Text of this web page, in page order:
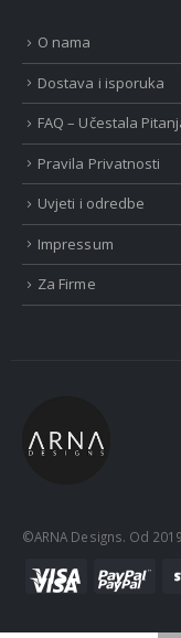
O nama
Dostava i isporuka
FAQ – Učestala
Pravila Privatnosti
Uvjeti i odredbe
Impressum
Za Firme
©ARNA Designs. Od